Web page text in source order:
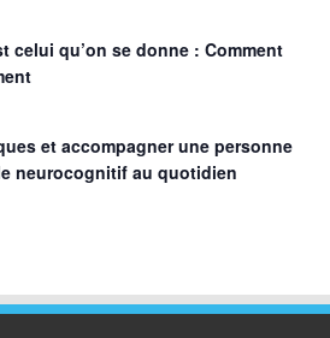
celui qu’on se donne : Comment
et accompagner une personne
neurocognitif au quotidien